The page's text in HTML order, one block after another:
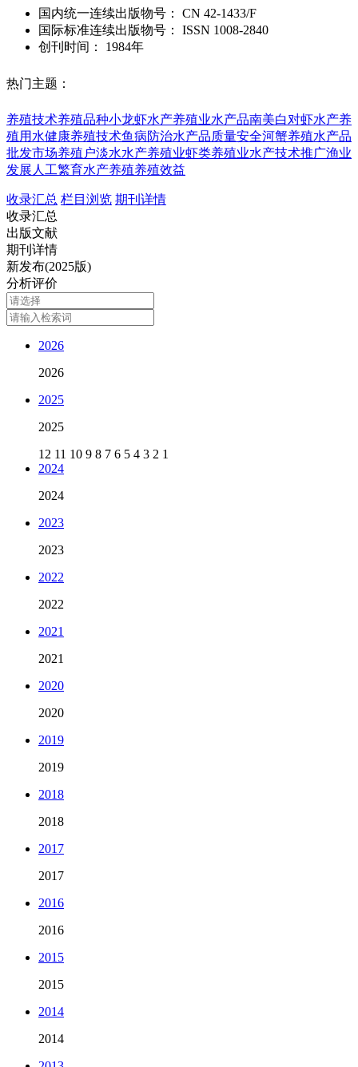
国内统一连续出版物号： CN 42-1433/F
国际标准连续出版物号 ： ISSN 1008-2840
创刊时间：
1984年
热门主题：
养殖技术养殖品种小龙虾水产养殖业水产品南美白对虾水产养
殖用水健康养殖技术鱼病防治水产品质量安全河蟹养殖水产品
批发市场养殖户淡水水产养殖业虾类养殖业水产技术推广渔业
发展 人工繁育水产养殖养殖效益
收录汇总 栏目浏览 期刊详情
收录汇总
出版文献
期刊详情
新发布(2025版)
分析评价
2026
2026
2025
2025
12 11 10 9 8 7 6 5 4 3 2 1
2024
2024
2023
2023
2022
2022
2021
2021
2020
2020
2019
2019
2018
2018
2017
2017
2016
2016
2015
2015
2014
2014